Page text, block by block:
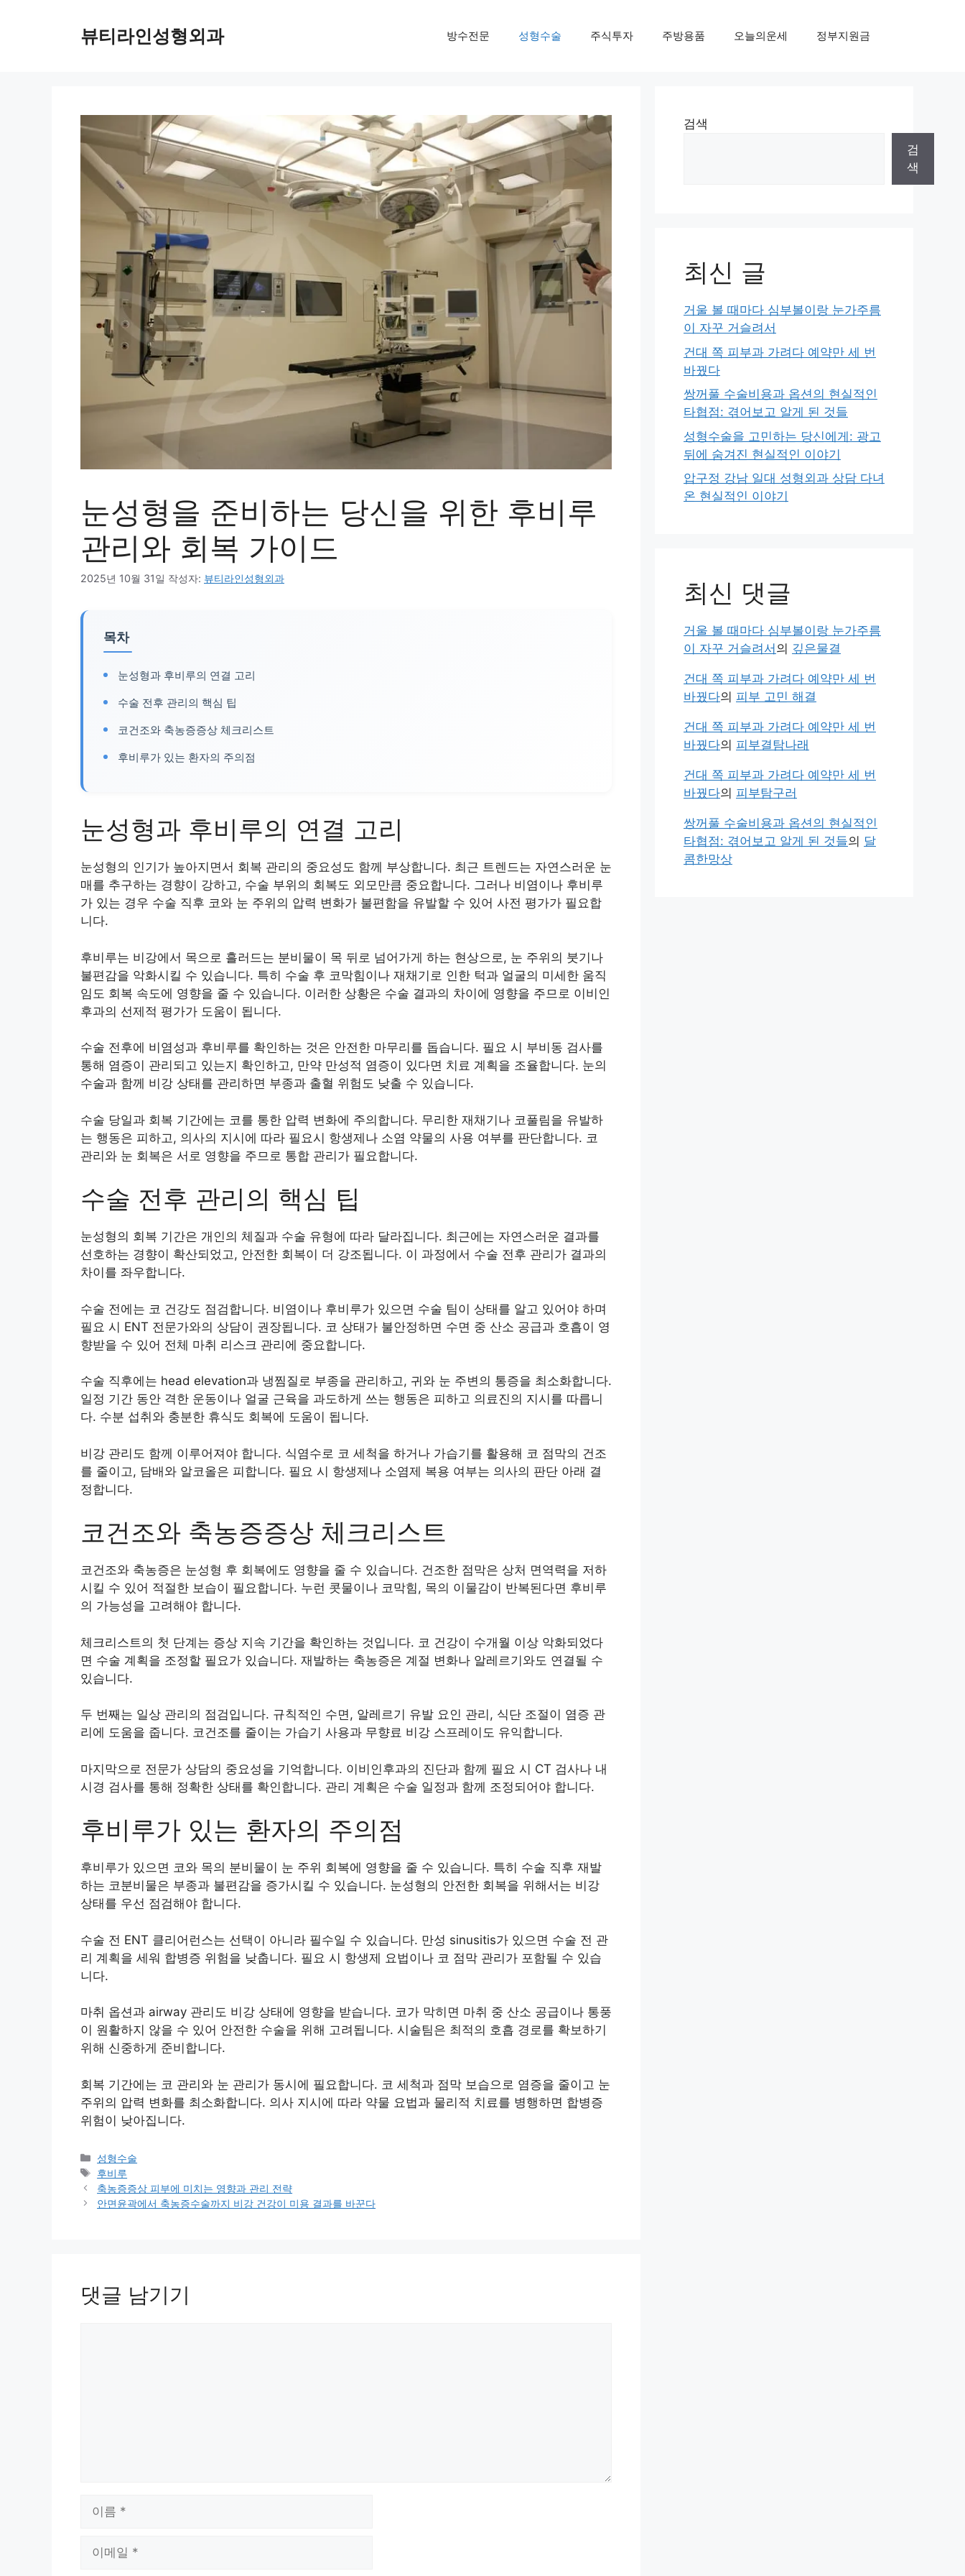
뷰티라인성형외과 방수전문 성형수술 주식투자 주방용품 오늘의운세 정부지원금
눈성형을 준비하는 당신을 위한 후비루
관리와 회복 가이드
2025년 10월 31일 작성자: 뷰티라인성형외과
목차
눈성형과 후비루의 연결 고리
수술 전후 관리의 핵심 팁
코건조와 축농증증상 체크리스트
후비루가 있는 환자의 주의점
눈성형과 후비루의 연결 고리
눈성형의 인기가 높아지면서 회복 관리의 중요성도 함께 부상합니다. 최근 트렌드는 자연스러운 눈
매를 추구하는 경향이 강하고, 수술 부위의 회복도 외모만큼 중요합니다. 그러나 비염이나 후비루
가 있는 경우 수술 직후 코와 눈 주위의 압력 변화가 불편함을 유발할 수 있어 사전 평가가 필요합
니다.
후비루는 비강에서 목으로 흘러드는 분비물이 목 뒤로 넘어가게 하는 현상으로, 눈 주위의 붓기나
불편감을 악화시킬 수 있습니다. 특히 수술 후 코막힘이나 재채기로 인한 턱과 얼굴의 미세한 움직
임도 회복 속도에 영향을 줄 수 있습니다. 이러한 상황은 수술 결과의 차이에 영향을 주므로 이비인
후과의 선제적 평가가 도움이 됩니다.
수술 전후에 비염성과 후비루를 확인하는 것은 안전한 마무리를 돕습니다. 필요 시 부비동 검사를
통해 염증이 관리되고 있는지 확인하고, 만약 만성적 염증이 있다면 치료 계획을 조율합니다. 눈의
수술과 함께 비강 상태를 관리하면 부종과 출혈 위험도 낮출 수 있습니다.
수술 당일과 회복 기간에는 코를 통한 압력 변화에 주의합니다. 무리한 재채기나 코풀림을 유발하
는 행동은 피하고, 의사의 지시에 따라 필요시 항생제나 소염 약물의 사용 여부를 판단합니다. 코
관리와 눈 회복은 서로 영향을 주므로 통합 관리가 필요합니다.
수술 전후 관리의 핵심 팁
눈성형의 회복 기간은 개인의 체질과 수술 유형에 따라 달라집니다. 최근에는 자연스러운 결과를
선호하는 경향이 확산되었고, 안전한 회복이 더 강조됩니다. 이 과정에서 수술 전후 관리가 결과의
차이를 좌우합니다.
수술 전에는 코 건강도 점검합니다. 비염이나 후비루가 있으면 수술 팀이 상태를 알고 있어야 하며
필요 시 ENT 전문가와의 상담이 권장됩니다. 코 상태가 불안정하면 수면 중 산소 공급과 호흡이 영
향받을 수 있어 전체 마취 리스크 관리에 중요합니다.
수술 직후에는 head elevation과 냉찜질로 부종을 관리하고, 귀와 눈 주변의 통증을 최소화합니다.
일정 기간 동안 격한 운동이나 얼굴 근육을 과도하게 쓰는 행동은 피하고 의료진의 지시를 따릅니
다. 수분 섭취와 충분한 휴식도 회복에 도움이 됩니다.
비강 관리도 함께 이루어져야 합니다. 식염수로 코 세척을 하거나 가습기를 활용해 코 점막의 건조
를 줄이고, 담배와 알코올은 피합니다. 필요 시 항생제나 소염제 복용 여부는 의사의 판단 아래 결
정합니다.
코건조와 축농증증상 체크리스트
코건조와 축농증은 눈성형 후 회복에도 영향을 줄 수 있습니다. 건조한 점막은 상처 면역력을 저하
시킬 수 있어 적절한 보습이 필요합니다. 누런 콧물이나 코막힘, 목의 이물감이 반복된다면 후비루
의 가능성을 고려해야 합니다.
체크리스트의 첫 단계는 증상 지속 기간을 확인하는 것입니다. 코 건강이 수개월 이상 악화되었다
면 수술 계획을 조정할 필요가 있습니다. 재발하는 축농증은 계절 변화나 알레르기와도 연결될 수
있습니다.
두 번째는 일상 관리의 점검입니다. 규칙적인 수면, 알레르기 유발 요인 관리, 식단 조절이 염증 관
리에 도움을 줍니다. 코건조를 줄이는 가습기 사용과 무향료 비강 스프레이도 유익합니다.
마지막으로 전문가 상담의 중요성을 기억합니다. 이비인후과의 진단과 함께 필요 시 CT 검사나 내
시경 검사를 통해 정확한 상태를 확인합니다. 관리 계획은 수술 일정과 함께 조정되어야 합니다.
후비루가 있는 환자의 주의점
후비루가 있으면 코와 목의 분비물이 눈 주위 회복에 영향을 줄 수 있습니다. 특히 수술 직후 재발
하는 코분비물은 부종과 불편감을 증가시킬 수 있습니다. 눈성형의 안전한 회복을 위해서는 비강
상태를 우선 점검해야 합니다.
수술 전 ENT 클리어런스는 선택이 아니라 필수일 수 있습니다. 만성 sinusitis가 있으면 수술 전 관
리 계획을 세워 합병증 위험을 낮춥니다. 필요 시 항생제 요법이나 코 점막 관리가 포함될 수 있습
니다.
마취 옵션과 airway 관리도 비강 상태에 영향을 받습니다. 코가 막히면 마취 중 산소 공급이나 통풍
이 원활하지 않을 수 있어 안전한 수술을 위해 고려됩니다. 시술팀은 최적의 호흡 경로를 확보하기
위해 신중하게 준비합니다.
회복 기간에는 코 관리와 눈 관리가 동시에 필요합니다. 코 세척과 점막 보습으로 염증을 줄이고 눈
주위의 압력 변화를 최소화합니다. 의사 지시에 따라 약물 요법과 물리적 치료를 병행하면 합병증
위험이 낮아집니다.
카
테
고
리
성형수술
태
그
후비루
축농증증상 피부에 미치는 영향과 관리 전략
안면윤곽에서 축농증수술까지 비강 건강이 미용 결과를 바꾼다
댓글 남기기
검색
검
색
최신 글
거울 볼 때마다 심부볼이랑 눈가주름
이 자꾸 거슬려서
건대 쪽 피부과 가려다 예약만 세 번
바꿨다
쌍꺼풀 수술비용과 옵션의 현실적인
타협점: 겪어보고 알게 된 것들
성형수술을 고민하는 당신에게: 광고
뒤에 숨겨진 현실적인 이야기
압구정 강남 일대 성형외과 상담 다녀
온 현실적인 이야기
최신 댓글
거울 볼 때마다 심부볼이랑 눈가주름
이 자꾸 거슬려서 의 깊은물결
건대 쪽 피부과 가려다 예약만 세 번
바꿨다의 피부 고민 해결
건대 쪽 피부과 가려다 예약만 세 번
바꿨다의 피부결탐나래
건대 쪽 피부과 가려다 예약만 세 번
바꿨다의 피부탐구러
쌍꺼풀 수술비용과 옵션의 현실적인
타협점: 겪어보고 알게 된 것들의 달
콤한망상